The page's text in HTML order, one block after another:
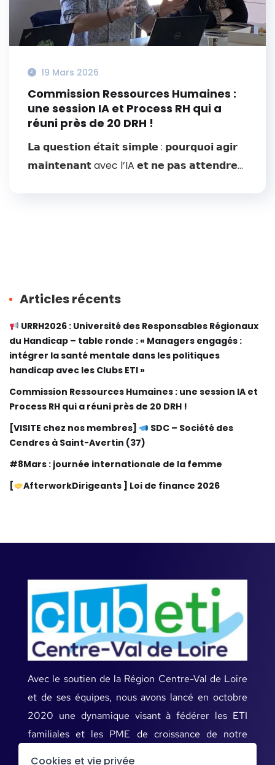
19 Mars 2026
Commission Ressources Humaines :
une session IA et Process RH qui a
réuni près de 20 DRH !
𝗟𝗮 𝗾𝘂𝗲𝘀𝘁𝗶𝗼𝗻 𝗲́𝘁𝗮𝗶𝘁 𝘀𝗶𝗺𝗽𝗹𝗲 : 𝗽𝗼𝘂𝗿𝗾𝘂𝗼𝗶 𝗮𝗴𝗶𝗿
𝗺𝗮𝗶𝗻𝘁𝗲𝗻𝗮𝗻𝘁 avec l’IA 𝗲𝘁 𝗻𝗲 𝗽𝗮𝘀 𝗮𝘁𝘁𝗲𝗻𝗱𝗿𝗲...
Articles récents
URRH2026 : Université des Responsables Régionaux
du Handicap – table ronde : « Managers engagés :
intégrer la santé mentale dans les politiques
handicap avec les Clubs ETI »
Commission Ressources Humaines : une session IA et
Process RH qui a réuni près de 20 DRH !
[VISITE chez nos membres]
SDC – Société des
Cendres à Saint-Avertin (37)
#8Mars : journée internationale de la femme
[
AfterworkDirigeants ] Loi de finance 2026
Avec le soutien de la Région Centre-Val de Loire
et de ses équipes, nous avons lancé en octobre
2020 une dynamique visant à fédérer les ETI
familiales et les PME de croissance de notre
Cookies et vie privée